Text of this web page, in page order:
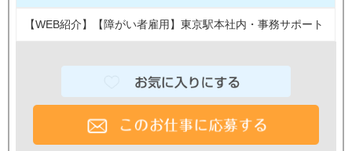
【WEB紹介】【障がい者雇用】東京駅本社内・事務サポート